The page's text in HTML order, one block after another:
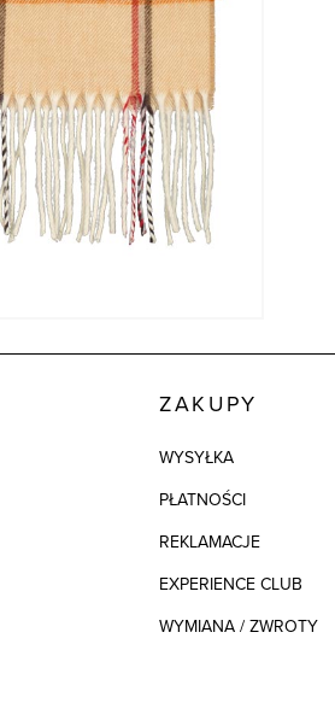
ZAKUPY
WYSYŁKA
PŁATNOŚCI
REKLAMACJE
EXPERIENCE CLUB
WYMIANA / ZWROTY